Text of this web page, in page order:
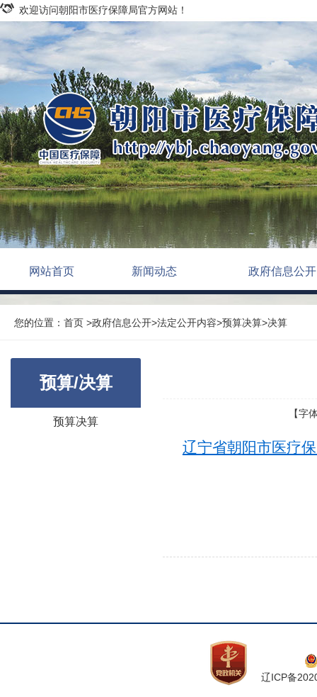
欢迎访问朝阳市医疗保障局官方网站！
网站首页 新闻动态 政府信息公开
您的位置： 首页 >政府信息公开>法定公开内容>预算决算>决算
预算/决算
预算决算
【字
辽宁省朝阳市医疗
辽ICP备